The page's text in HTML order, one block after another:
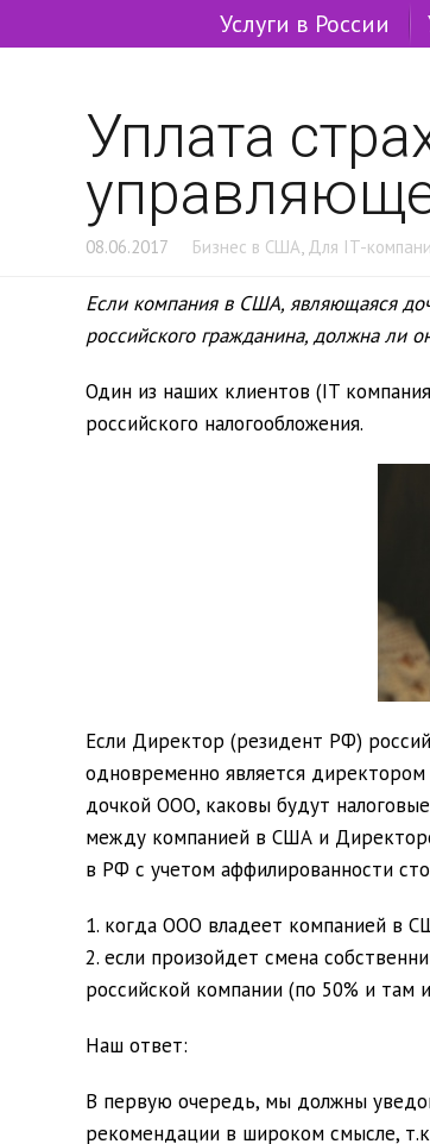
Услуги в России
Уплата
08.06.2017 Бизнес в США, Для IT-
Если компания в США, являющаяся
российского гражданина, должна ли
Один из наших клиентов (IT
российского налогообложения.
Если Директор (резидент РФ)
одновременно является
дочкой ООО, каковы будут
между компанией в США и
в РФ с учетом аффилированности
когда ООО владеет компанией в
если произойдет смена
российской компании (по 50% и там
Наш ответ:
В первую очередь, мы должны
рекомендации в широком смысле,